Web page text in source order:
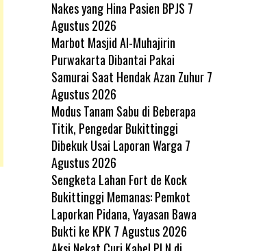
Nakes yang Hina Pasien BPJS 7
Agustus 2026
Marbot Masjid Al-Muhajirin
Purwakarta Dibantai Pakai
Samurai Saat Hendak Azan Zuhur 7
Agustus 2026
Modus Tanam Sabu di Beberapa
Titik, Pengedar Bukittinggi
Dibekuk Usai Laporan Warga 7
Agustus 2026
Sengketa Lahan Fort de Kock
Bukittinggi Memanas: Pemkot
Laporkan Pidana, Yayasan Bawa
Bukti ke KPK 7 Agustus 2026